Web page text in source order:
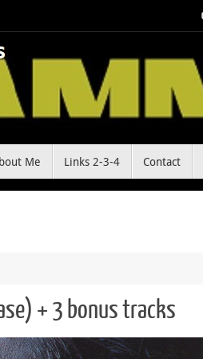
Me Links 2-3-4 Contact
+ 3 bonus tracks